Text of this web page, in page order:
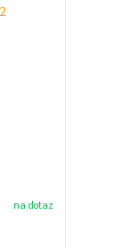
na dotaz